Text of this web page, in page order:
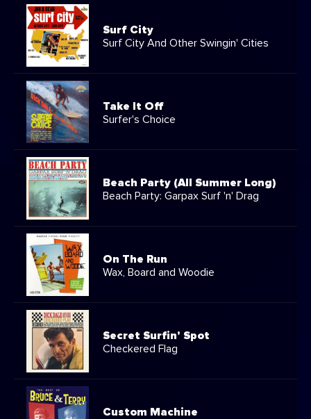
Surf City
Surf City And Other Swingin' Cities
Take It Off
Surfer's Choice
Beach Party (All Summer Long)
Beach Party: Garpax Surf 'n' Drag
On The Run
Wax, Board and Woodie
Secret Surfin' Spot
Checkered Flag
Custom Machine